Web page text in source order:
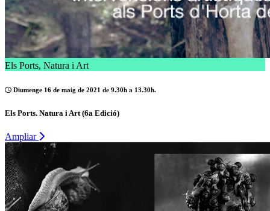
Els Ports, Natura i Art
Diumenge 16 de maig de 2021 de 9.30h a 13.30h.
Els Ports. Natura i Art (6a Edició)
Ampliar